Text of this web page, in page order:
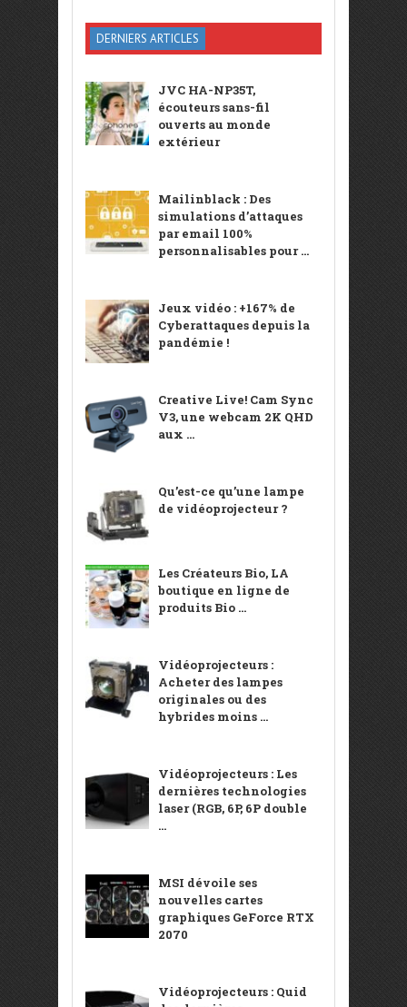
DERNIERS ARTICLES
JVC HA-NP35T,
écouteurs sans-fil
ouverts au monde
extérieur
Mailinblack : Des
simulations d’attaques
par email 100%
personnalisables pour ...
Jeux vidéo : +167% de
Cyberattaques depuis la
pandémie !
Creative Live! Cam Sync
V3, une webcam 2K QHD
aux ...
Qu’est-ce qu’une lampe
de vidéoprojecteur ?
Les Créateurs Bio, LA
boutique en ligne de
produits Bio ...
Vidéoprojecteurs :
Acheter des lampes
originales ou des
hybrides moins ...
Vidéoprojecteurs : Les
dernières technologies
laser (RGB, 6P, 6P double
...
MSI dévoile ses
nouvelles cartes
graphiques GeForce RTX
2070
Vidéoprojecteurs : Quid